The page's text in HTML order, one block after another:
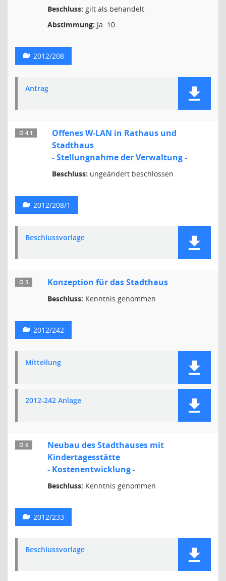
Beschluss: gilt als behandelt
Abstimmung: Ja: 10
2012/208
Antrag
Ö 4.1
Offenes W-LAN in Rathaus und
Stadthaus
- Stellungnahme der Verwaltung -
Beschluss: ungeändert beschlossen
2012/208/1
Beschlussvorlage
Ö 5 Konzeption für das Stadthaus
Beschluss: Kenntnis genommen
2012/242
Mitteilung
2012-242 Anlage
Ö 6
Neubau des Stadthauses mit
Kindertagesstätte
- Kostenentwicklung -
Beschluss: Kenntnis genommen
2012/233
Beschlussvorlage